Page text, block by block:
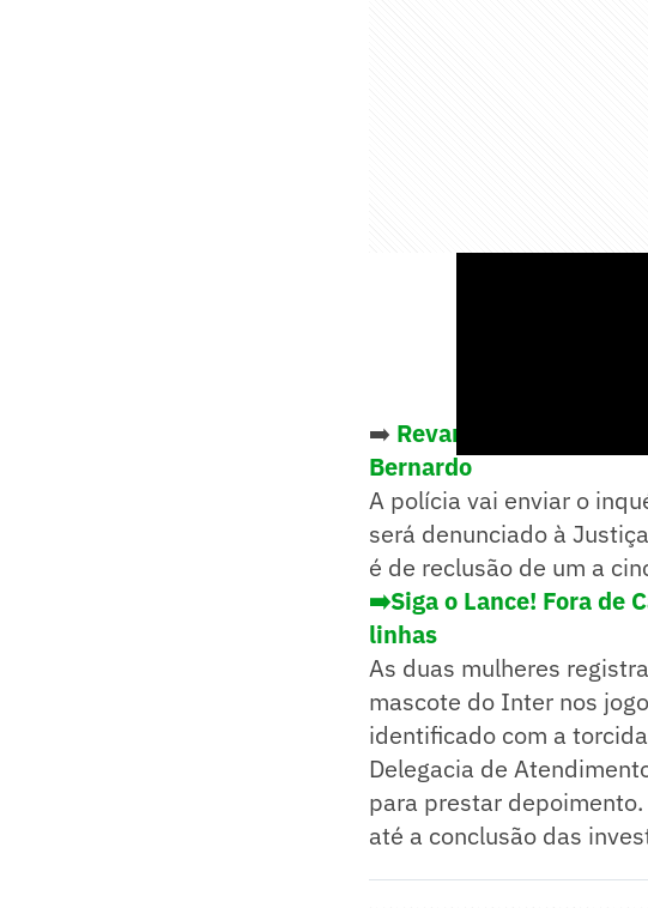
➡️ Revanche? Ganhe
Bernardo
A polícia vai enviar o
será denunciado à
é de reclusão de um a
➡️Siga o Lance! Fora de
linhas
As duas mulheres
mascote do Inter nos
identificado com a
Delegacia de
para prestar
até a conclusão das